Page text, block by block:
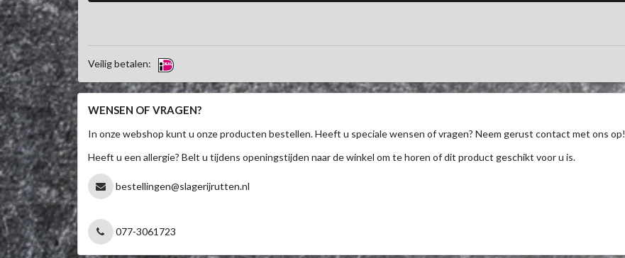
Veilig betalen:
WENSEN OF VRAGEN?
In onze webshop kunt u onze producten bestellen. Heeft u speciale wensen of vragen? Neem gerust contact met ons op!
Heeft u een allergie? Belt u tijdens openingstijden naar de winkel om te horen of dit product geschikt voor u is.
bestellingen@slagerijrutten.nl
077-3061723